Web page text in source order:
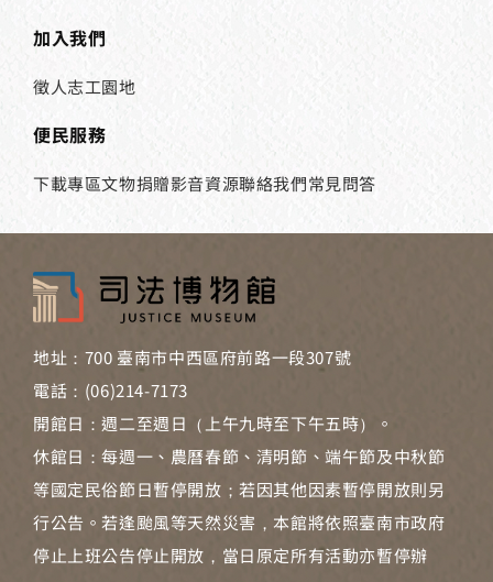
加入我們
徵人志工園地
便民服務
下載專區文物捐贈影音資源聯絡我們常見問答
地址：700 臺南市中西區府前路一段307號
電話：(06)214-7173
開館日：週二至週日（上午九時至下午五時）。
休館日：每週一、農曆春節、清明節、端午節及中秋節
等國定民俗節日暫停開放；若因其他因素暫停開放則另
行公告。若逢颱風等天然災害，本館將依照臺南市政府
停止上班公告停止開放，當日原定所有活動亦暫停辦